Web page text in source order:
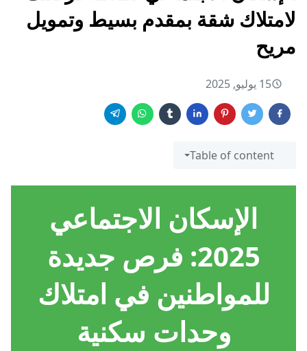
لامتلاك شقة بمقدم بسيط وتمويل
مريح
15 يوليو, 2025
Table of content
الإسكان الاجتماعي
2025: فرص جديدة
للمواطنين في امتلاك
وحدات سكنية